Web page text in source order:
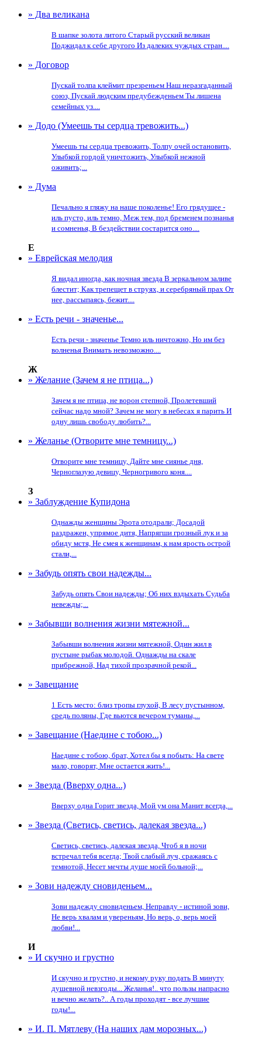
» Два великана
В шапке золота литого Старый русский великан
Поджидал к себе другого Из далеких чуждых стран....
» Договор
Пускай толпа клеймит презреньем Наш неразгаданный
союз, Пускай людским предубежденьем Ты лишена
семейных уз....
» Додо (Умеешь ты сердца тревожить...)
Умеешь ты сердца тревожить, Толпу очей остановить,
Улыбкой гордой уничтожить, Улыбкой нежной
оживить;...
» Дума
Печально я гляжу на наше поколенье! Его грядущее -
иль пусто, иль темно, Меж тем, под бременем познанья
и сомненья, В бездействии состарится оно....
Е
» Еврейская мелодия
Я видал иногда, как ночная звезда В зеркальном заливе
блестит; Как трепещет в струях, и серебряный прах От
нее, рассыпаясь, бежит....
» Есть речи - значенье...
Есть речи - значенье Темно иль ничтожно, Но им без
волненья Внимать невозможно....
Ж
» Желание (Зачем я не птица...)
Зачем я не птица, не ворон степной, Пролетевший
сейчас надо мной? Зачем не могу в небесах я парить И
одну лишь свободу любить?...
» Желанье (Отворите мне темницу...)
Отворите мне темницу, Дайте мне сиянье дня,
Черноглазую девицу, Черногривого коня....
З
» Заблуждение Купидона
Однажды женщины Эрота отодрали; Досадой
раздражен, упрямое дитя, Напрягши грозный лук и за
обиду мстя, Не смея к женщинам, к нам ярость острой
стали,...
» Забудь опять свои надежды...
Забудь опять Свои надежды; Об них вздыхать Судьба
невежды;...
» Забывши волнения жизни мятежной...
Забывши волнения жизни мятежной, Один жил в
пустыне рыбак молодой. Однажды на скале
прибрежной, Над тихой прозрачной рекой...
» Завещание
1 Есть место: близ тропы глухой, В лесу пустынном,
средь поляны, Где вьются вечером туманы,...
» Завещание (Наедине с тобою...)
Наедине с тобою, брат, Хотел бы я побыть: На свете
мало, говорят, Мне остается жить!...
» Звезда (Вверху одна...)
Вверху одна Горит звезда, Мой ум она Манит всегда,...
» Звезда (Светись, светись, далекая звезда...)
Светись, светись, далекая звезда, Чтоб я в ночи
встречал тебя всегда; Твой слабый луч, сражаясь с
темнотой, Несет мечты душе моей больной;...
» Зови надежду сновиденьем...
Зови надежду сновиденьем, Неправду - истиной зови,
Не верь хвалам и увереньям, Но верь, о, верь моей
любви!...
И
» И скучно и грустно
И скучно и грустно, и некому руку подать В минуту
душевной невзгоды... Желанья!.. что пользы напрасно
и вечно желать?.. А годы проходят - все лучшие
годы!...
» И. П. Мятлеву (На наших дам морозных...)